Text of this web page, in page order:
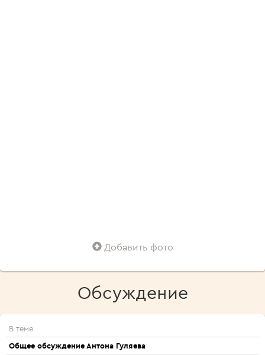
Добавить фото
Обсуждение
В теме
Общее обсуждение Антона Гуляева